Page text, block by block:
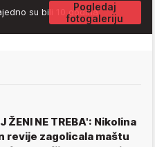
Pogledaj
fotogaleriju
su bili 10 godina
ŽENI NE TREBA': Nikolina
revije zagolicala maštu